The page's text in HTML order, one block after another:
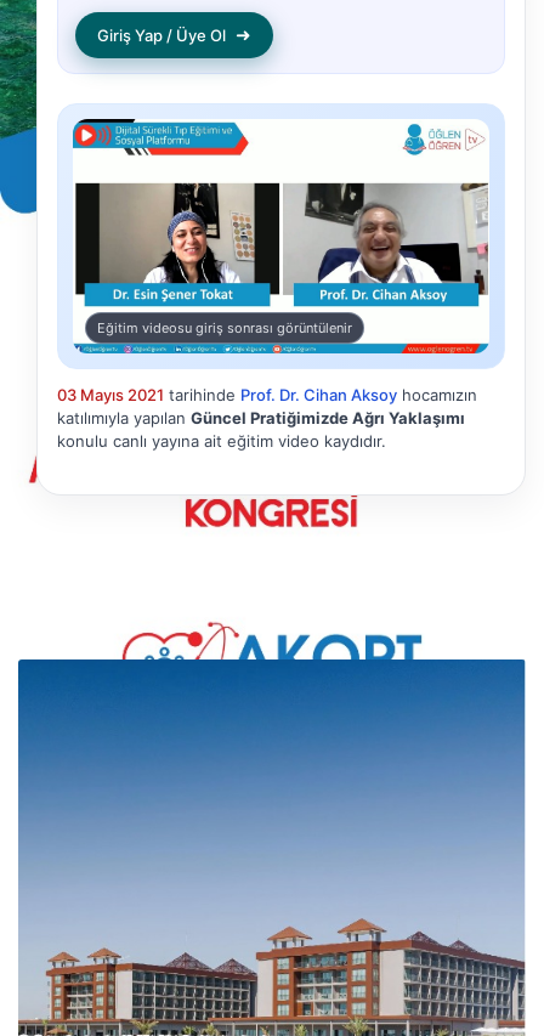
Giriş Yap / Üye Ol ➜
Eğitim videosu giriş sonrası görüntülenir
03 Mayıs 2021 tarihinde Prof. Dr. Cihan Aksoy hocamızın
katılımıyla yapılan Güncel Pratiğimizde Ağrı Yaklaşımı
konulu canlı yayına ait eğitim video kaydıdır.